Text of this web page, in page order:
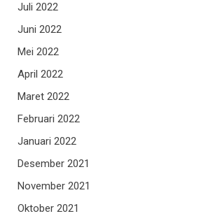
Juli 2022
Juni 2022
Mei 2022
April 2022
Maret 2022
Februari 2022
Januari 2022
Desember 2021
November 2021
Oktober 2021